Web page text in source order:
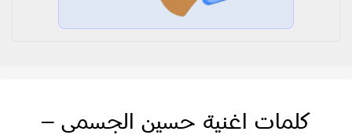
كلمات اغنية حسين الجسمي –